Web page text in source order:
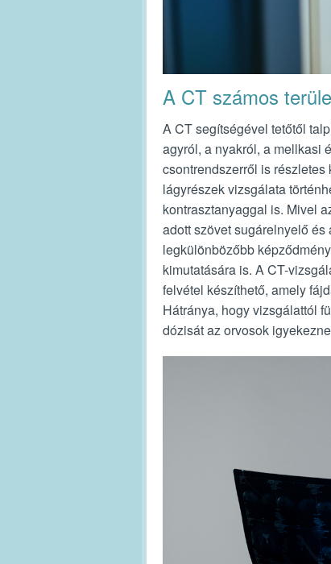
A CT számos
A CT segítségével tetőtől
agyról, a nyakról, a mellkasi
csontrendszerről is
lágyrészek vizsgálata
kontrasztanyaggal is. Mivel
adott szövet sugárelnyelő
legkülönbözőbb
kimutatására is. A CT-
felvétel készíthető, amely
Hátránya, hogy vizsgálattól
dózisát az orvosok